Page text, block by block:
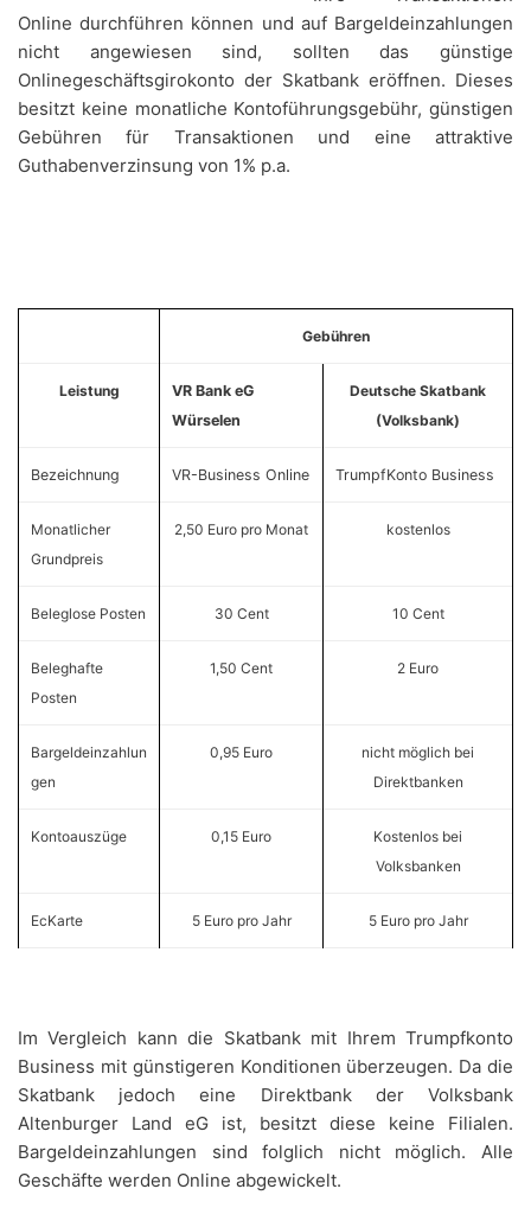
Online durchführen können und auf Bargeldeinzahlungen
nicht angewiesen sind, sollten das günstige
Onlinegeschäftsgirokonto der Skatbank eröffnen. Dieses
besitzt keine monatliche Kontoführungsgebühr, günstigen
Gebühren für Transaktionen und eine attraktive
Guthabenverzinsung von 1% p.a.
Gebühren
Leistung
VR Bank eG
Würselen
Deutsche Skatbank
(Volksbank)
Bezeichnung VR-Business Online TrumpfKonto Business
Monatlicher
Grundpreis
2,50 Euro pro Monat kostenlos
Beleglose Posten 30 Cent 10 Cent
Beleghafte
Posten
1,50 Cent 2 Euro
Bargeldeinzahlun
gen
0,95 Euro
nicht möglich bei
Direktbanken
Kontoauszüge 0,15 Euro
Kostenlos bei
Volksbanken
EcKarte 5 Euro pro Jahr 5 Euro pro Jahr
Im Vergleich kann die Skatbank mit Ihrem Trumpfkonto
Business mit günstigeren Konditionen überzeugen. Da die
Skatbank jedoch eine Direktbank der Volksbank
Altenburger Land eG ist, besitzt diese keine Filialen.
Bargeldeinzahlungen sind folglich nicht möglich. Alle
Geschäfte werden Online abgewickelt.